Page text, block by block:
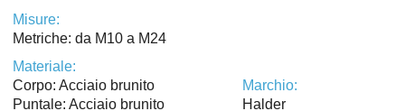
Misure:
Metriche: da M10 a M24
Materiale:
Corpo: Acciaio brunito
Puntale: Acciaio brunito
Marchio:
Halder